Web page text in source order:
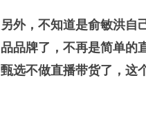
另外，不知道是俞敏洪自
品品牌了，不再是简单的
甄选不做直播带货了，这